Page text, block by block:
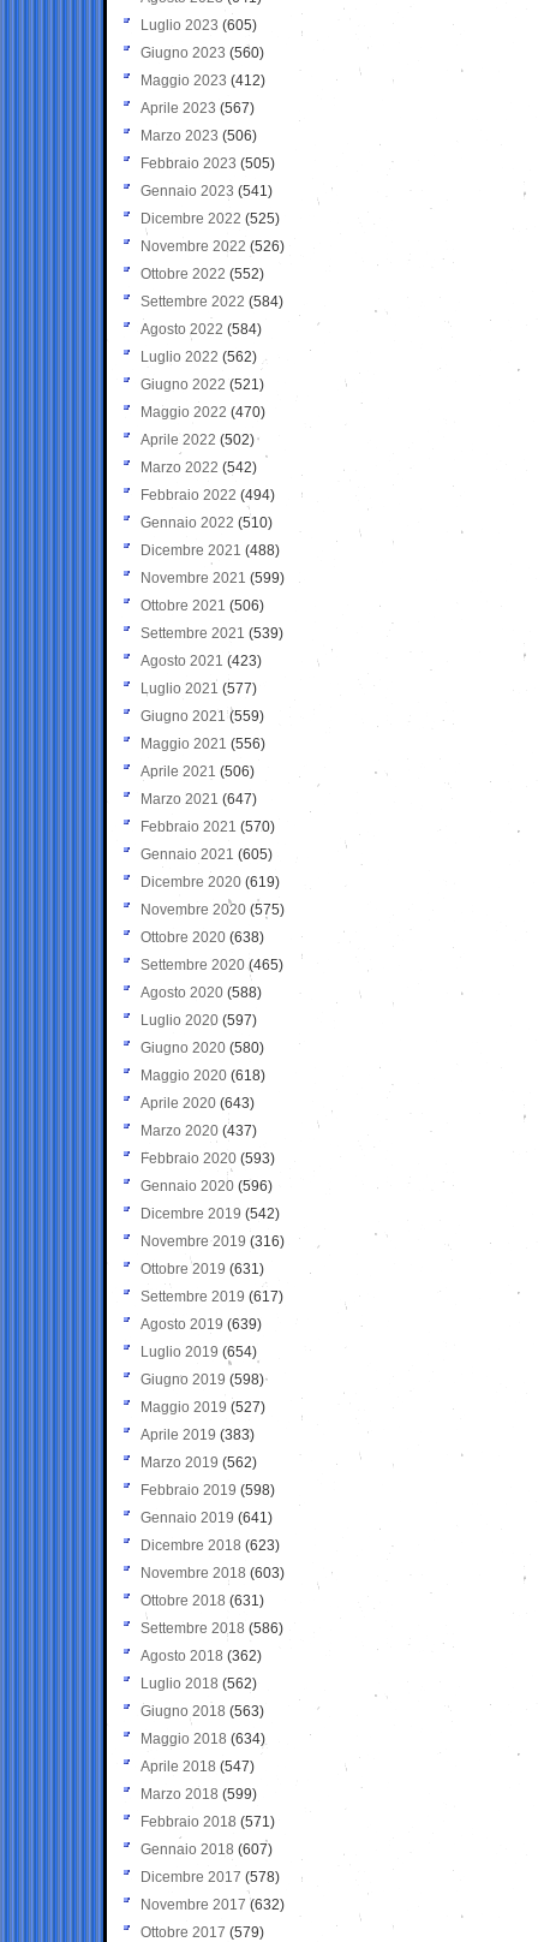
Luglio 2023 (605)
Giugno 2023 (560)
Maggio 2023 (412)
Aprile 2023 (567)
Marzo 2023 (506)
Febbraio 2023 (505)
Gennaio 2023 (541)
Dicembre 2022 (525)
Novembre 2022 (526)
Ottobre 2022 (552)
Settembre 2022 (584)
Agosto 2022 (584)
Luglio 2022 (562)
Giugno 2022 (521)
Maggio 2022 (470)
Aprile 2022 (502)
Marzo 2022 (542)
Febbraio 2022 (494)
Gennaio 2022 (510)
Dicembre 2021 (488)
Novembre 2021 (599)
Ottobre 2021 (506)
Settembre 2021 (539)
Agosto 2021 (423)
Luglio 2021 (577)
Giugno 2021(559)
Maggio 2021 (556)
Aprile 2021 (506)
Marzo 2021 (647)
Febbraio 2021 (570)
Gennaio 2021 (605)
Dicembre 2020 (619)
Novembre 2020 (575)
Ottobre 2020 (638)
Settembre 2020(465)
Agosto 2020 (588)
Luglio 2020 (597)
Giugno 2020 (580)
Maggio 2020 (618)
Aprile 2020 (643)
Marzo 2020 (437)
Febbraio 2020 (593)
Gennaio 2020 (596)
Dicembre 2019 (542)
Novembre 2019 (316)
Ottobre 2019 (631)
Settembre 2019 (617)
Agosto 2019 (639)
Luglio 2019 (654)
Giugno 2019 (598)
Maggio 2019 (527)
Aprile 2019 (383)
Marzo 2019 (562)
Febbraio 2019 (598)
Gennaio 2019 (641)
Dicembre 2018 (623)
Novembre 2018 (603)
Ottobre 2018 (631)
Settembre 2018 (586)
Agosto 2018 (362)
Luglio 2018 (562)
Giugno 2018 (563)
Maggio 2018 (634)
Aprile 2018 (547)
Marzo 2018 (599)
Febbraio 2018 (571)
Gennaio 2018 (607)
Dicembre 2017 (578)
Novembre 2017 (632)
Ottobre 2017 (579)